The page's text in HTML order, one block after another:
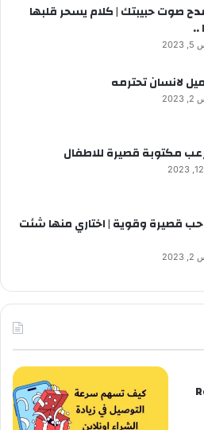
صوت حبيبتك | كلام يسحر قلبها
..
لانسان تحترمه
مكتوبة قصيرة للاطفال
قصيرة وقوية | اختاري منها شئت